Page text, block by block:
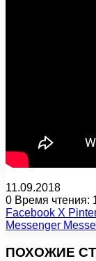
11.09.2018
0 Время чтения:
Facebook X
Messenger
ПОХОЖИЕ